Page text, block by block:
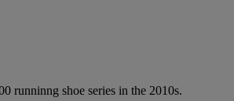
runninng shoe series in the 2010s.